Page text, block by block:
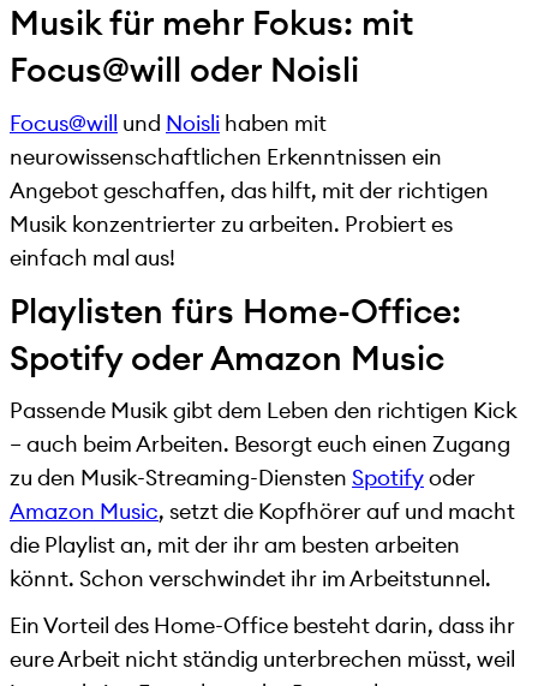
Musik für mehr Fokus: mit
Focus@will oder Noisli
Focus@will und Noisli haben mit
neurowissenschaftlichen Erkenntnissen ein
Angebot geschaffen, das hilft, mit der richtigen
Musik konzentrierter zu arbeiten. Probiert es
einfach mal aus!
Playlisten fürs Home-Office:
Spotify oder Amazon Music
Passende Musik gibt dem Leben den richtigen Kick
– auch beim Arbeiten. Besorgt euch einen Zugang
zu den Musik-Streaming-Diensten Spotifyoder
Amazon Music, setzt die Kopfhörer auf und macht
die Playlist an, mit der ihr am besten arbeiten
könnt. Schon verschwindet ihr im Arbeitstunnel.
Ein Vorteil des Home-Office besteht darin, dass ihr
eure Arbeit nicht ständig unterbrechen müsst, weil